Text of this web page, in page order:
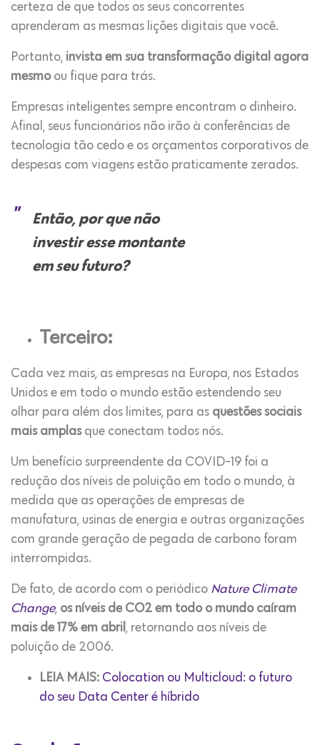
certeza de que todos os seus concorrentes
aprenderam as mesmas lições digitais que você.
Portanto, invista em sua transformação digital agora
mesmoou fique para trás.
Empresas inteligentes sempre encontram o dinheiro.
Afinal, seus funcionários não irão à conferências de
tecnologia tão cedo e os orçamentos corporativos de
despesas com viagens estão praticamente zerados.
Então, por que não
investir esse montante
em seu futuro?
Terceiro:
Cada vez mais, as empresas na Europa, nos Estados
Unidos e em todo o mundo estão estendendo seu
olhar para além dos limites, para as questões sociais
mais amplasque conectam todos nós.
Um benefício surpreendente da COVID-19 foi a
redução dos níveis de poluição em todo o mundo, à
medida que as operações de empresas de
manufatura, usinas de energia e outras organizações
com grande geração de pegada de carbono foram
interrompidas.
De fato, de acordo com o periódico Nature Climate
Change, os níveis de CO2 em todo o mundo caíram
mais de 17% em abril , retornando aos níveis de
poluição de 2006.
LEIA MAIS: Colocation ou Multicloud: o futuro
do seu Data Center é híbrido